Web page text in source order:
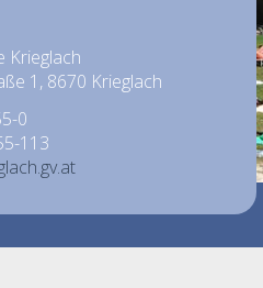
Krieglach
1, 8670 Krieglach
0
113